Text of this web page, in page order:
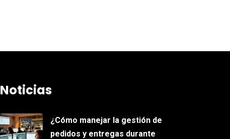
Noticias
¿Cómo manejar la gestión de
pedidos y entregas durante